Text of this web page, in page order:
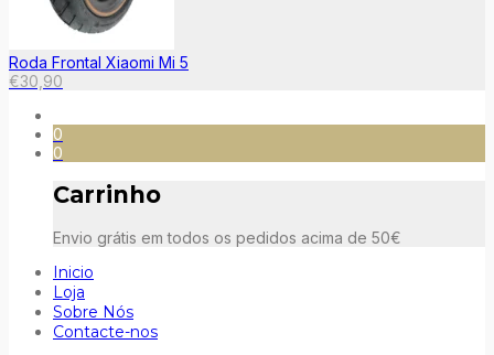
Roda Frontal Xiaomi Mi 5
€30,90
0
0
Carrinho
Envio grátis em todos os pedidos acima de 50€
Inicio
Loja
Sobre Nós
Contacte-nos